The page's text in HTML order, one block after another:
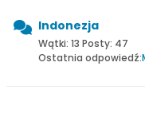
Indonezja
Wątki: 13 Posty: 47
Ostatnia odpowiedź: